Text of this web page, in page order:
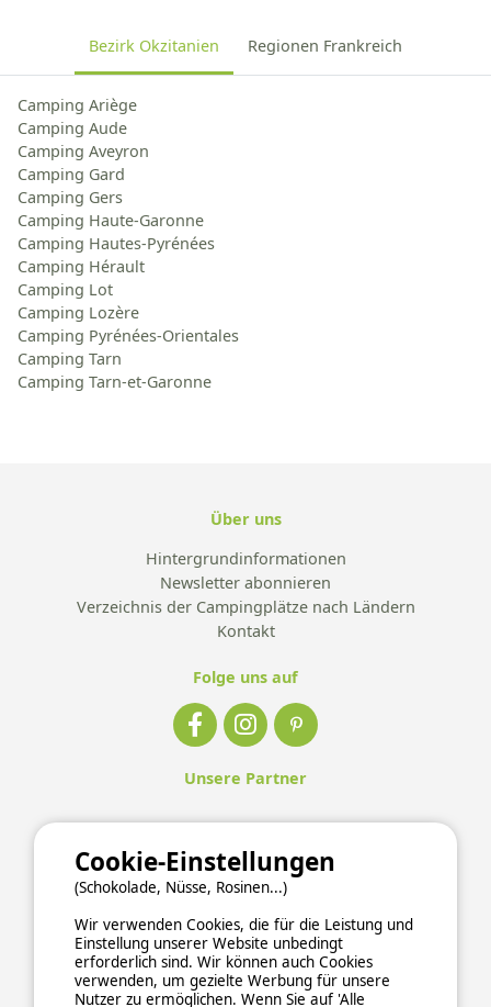
Bezirk Okzitanien Regionen Frankreich
Camping Ariège
Camping Aude
Camping Aveyron
Camping Gard
Camping Gers
Camping Haute-Garonne
Camping Hautes-Pyrénées
Camping Hérault
Camping Lot
Camping Lozère
Camping Pyrénées-Orientales
Camping Tarn
Camping Tarn-et-Garonne
Über uns
Hintergrundinformationen
Newsletter abonnieren
Verzeichnis der Campingplätze nach Ländern
Kontakt
Folge uns auf
Unsere Partner
Cookie-Einstellungen
(Schokolade, Nüsse, Rosinen...)
Wir verwenden Cookies, die für die Leistung und
Einstellung unserer Website unbedingt
erforderlich sind. Wir können auch Cookies
verwenden, um gezielte Werbung für unsere
Nutzer zu ermöglichen. Wenn Sie auf 'Alle